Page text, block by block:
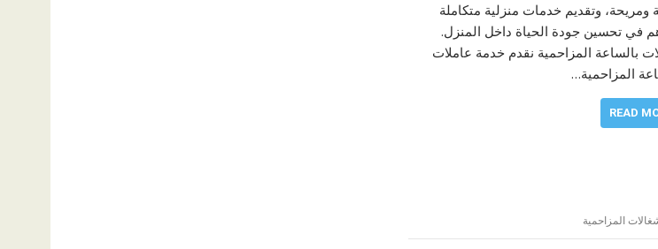
ومريحة، وتقديم خدمات منزلية متكاملة
في تحسين جودة الحياة داخل المنزل.
بالساعة المزاحمية نقدم خدمة عاملات
المزاحمية…
READ
المزاحمية